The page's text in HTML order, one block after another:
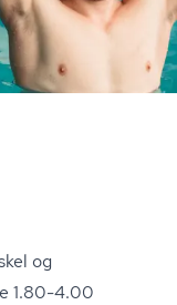
og
1.80-4.00